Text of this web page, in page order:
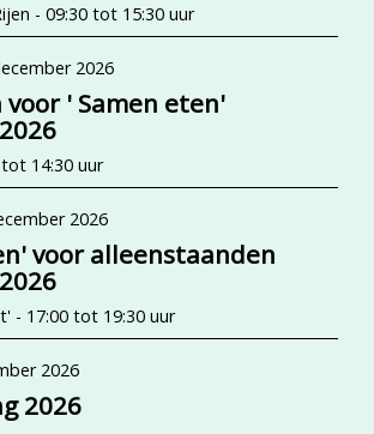
- 09:30 tot 15:30 uur
2026
' Samen eten'
14:30 uur
2026
voor alleenstaanden
- 17:00 tot 19:30 uur
2026
2026